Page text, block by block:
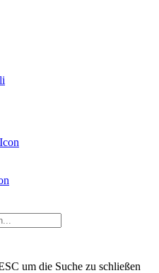
um die Suche zu schließen